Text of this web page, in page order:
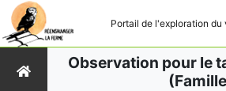
Portail de l'exploration du
Observation pour le